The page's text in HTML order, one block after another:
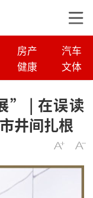
房产
汽车
健康 文体
” | 在误读
井间扎根